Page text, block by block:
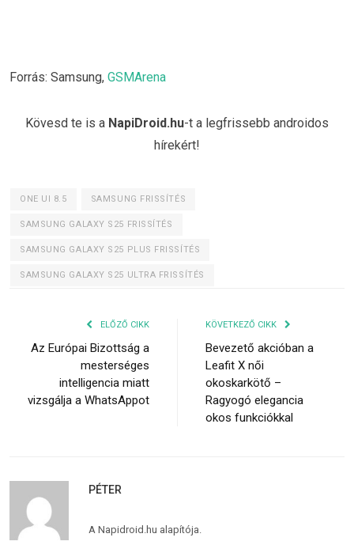
Forrás: Samsung, GSMArena
Kövesd te is a NapiDroid.hu-t a legfrissebb androidos
hírekért!
ONE UI 8.5 SAMSUNG FRISSÍTÉS
SAMSUNG GALAXY S25 FRISSÍTÉS
SAMSUNG GALAXY S25 PLUS FRISSÍTÉS
SAMSUNG GALAXY S25 ULTRA FRISSÍTÉS
ELŐZŐ CIKK
Az Európai Bizottság a
mesterséges
intelligencia miatt
vizsgálja a WhatsAppot
KÖVETKEZŐ CIKK
Bevezető akcióban a
Leafit X női
okoskarkötő –
Ragyogó elegancia
okos funkciókkal
PÉTER
A Napidroid.hu alapítója.